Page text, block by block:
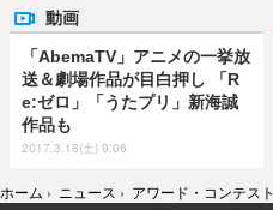
動画
「AbemaTV」アニメの一挙放
送＆劇場作品が目白押し 「R
e:ゼロ」「うたプリ」新海誠
作品も
2017.3.18(土) 9:06
ホーム › ニュース › アワード・コンテスト